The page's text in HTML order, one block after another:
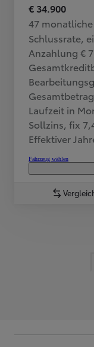
€ 34.900
47 monatliche
Schlussrate,
Anzahlung €
Laufzeit in
Sollzins, fix
Effektiver
Fahrzeug wählen